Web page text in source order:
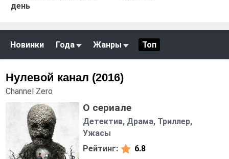
день
Новинки Года Жанры Топ
Нулевой канал (2016)
Channel Zero
О сериале
Детектив, Драма, Триллер,
Ужасы
Рейтинг:
6.8